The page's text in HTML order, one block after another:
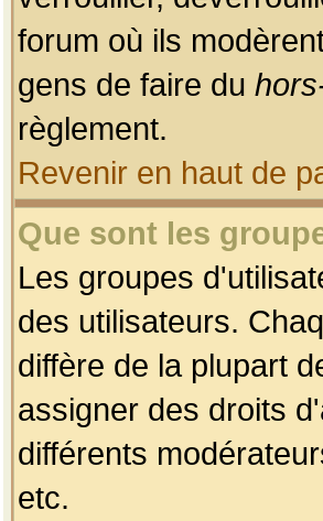
forum où ils
gens de faire du
règlement.
Revenir en haut de
Que sont les
Les groupes
des utilisateurs.
diffère de la plupart
assigner des droits
différents
etc.